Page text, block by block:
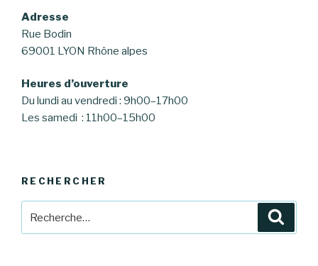
Adresse
Rue Bodin
69001 LYON Rhône alpes
Heures d’ouverture
Du lundi au vendredi : 9h00–17h00
Les samedi : 11h00–15h00
RECHERCHER